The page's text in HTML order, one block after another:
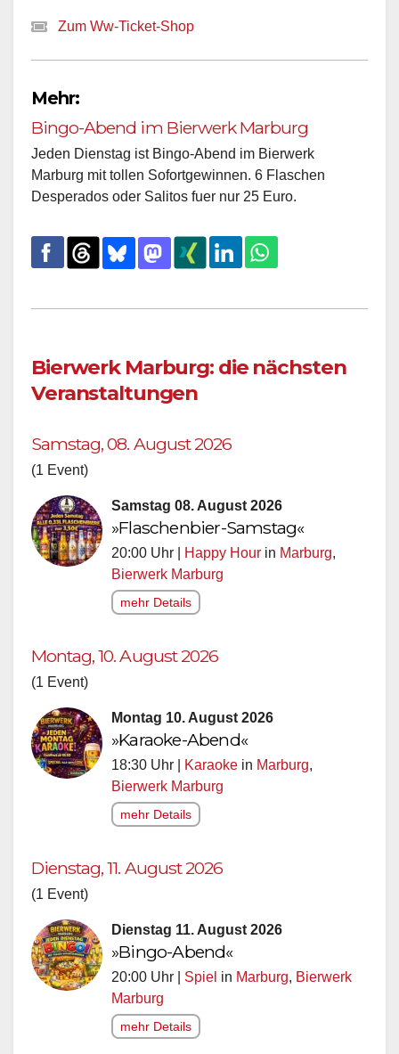
Zum Ww-Ticket-Shop
Mehr:
Bingo-Abend im Bierwerk Marburg
Jeden Dienstag ist Bingo-Abend im Bierwerk
Marburg mit tollen Sofortgewinnen. 6 Flaschen
Desperados oder Salitos fuer nur 25 Euro.
Bierwerk Marburg: die nächsten
Veranstaltungen
Samstag, 08. August 2026
(1 Event)
Samstag 08. August 2026
»Flaschenbier-Samstag«
20:00 Uhr | Happy Hour in Marburg,
Bierwerk Marburg
mehr Details
Montag, 10. August 2026
(1 Event)
Montag 10. August 2026
»Karaoke-Abend«
18:30 Uhr | Karaoke in Marburg,
Bierwerk Marburg
mehr Details
Dienstag, 11. August 2026
(1 Event)
Dienstag 11. August 2026
»Bingo-Abend«
20:00 Uhr | Spiel in Marburg, Bierwerk
Marburg
mehr Details